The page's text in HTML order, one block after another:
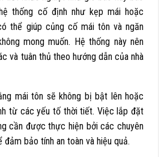
thống cố định như kẹp mái hoặc
thể giúp củng cố mái tôn và ngăn
mong muốn. Hệ thống này nên
và tuân thủ theo hướng dẫn của nhà
mái tôn sẽ không bị bật lên hoặc
từ các yếu tố thời tiết. Việc lắp đặt
cần được thực hiện bởi các chuyên
đảm bảo tính an toàn và hiệu quả.